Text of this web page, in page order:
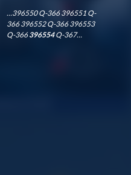
…396550 Q-366 396551 Q-
366 396552 Q-366 396553
Q-366396554Q-367…